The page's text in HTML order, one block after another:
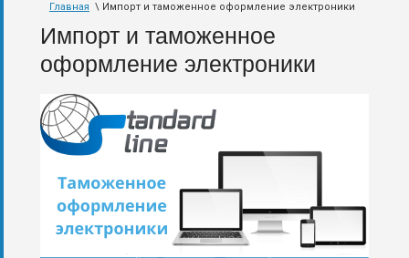
железной
дороге.
Главная \ Импорт и таможенное оформление электроники
Импорт и таможенное
оформление электроники